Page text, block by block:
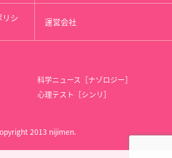
シ 運営会社
科学ニュース［ナゾロジー］
心理テスト［シンリ］
2013 nijimen.